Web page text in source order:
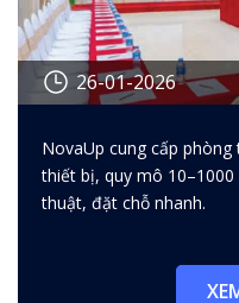
26-01-2026
Phòng
sẵn có đáng
bạn?
NovaUp cung cấp
thiết bị, quy mô
thuật, đặt chỗ nhanh.